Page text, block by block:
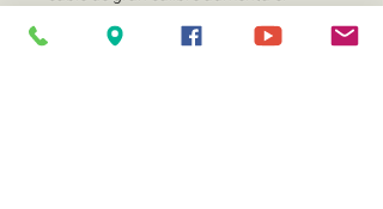
manejo de potencia
Im�n de 25 oz con sistema de